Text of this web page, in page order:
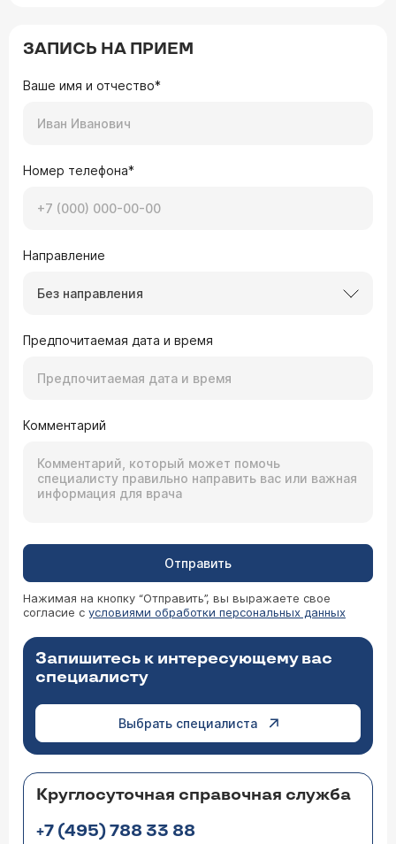
ЗАПИСЬ НА ПРИЕМ
Ваше имя и отчество*
Номер телефона*
Направление
Без направления
Предпочитаемая дата и время
Комментарий
Отправить
Нажимая на кнопку “Отправить”, вы выражаете свое
согласие с условиями обработки персональных данных
Запишитесь к интересующему вас
специалисту
Выбрать специалиста
Круглосуточная справочная служба
+7 (495) 788 33 88